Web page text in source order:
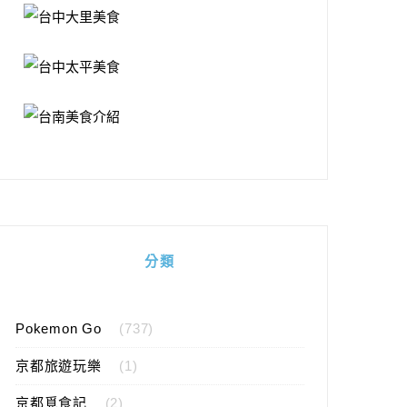
分類
Pokemon Go (737)
京都旅遊玩樂 (1)
京都覓食記 (2)